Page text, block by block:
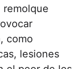
como
lesiones